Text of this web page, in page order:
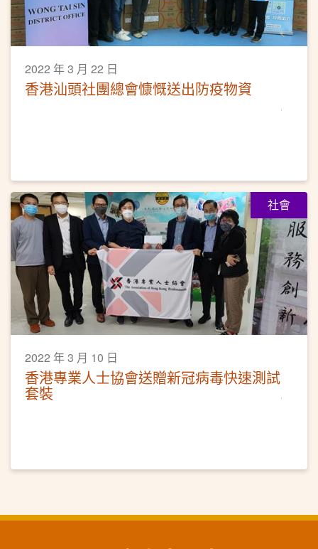
2022 年 3 月 22 日
香港汕頭社團總會慷慨送出防疫物資
社會
2022 年 3 月 10 日
香港專業人士協會送贈新冠病毒快速測試
套裝